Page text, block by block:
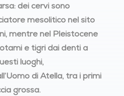
dei cervi sono
mesolitico nel sito
mentre nel Pleistocene
e tigri dai denti a
luoghi,
di Atella, tra i primi
grossa.